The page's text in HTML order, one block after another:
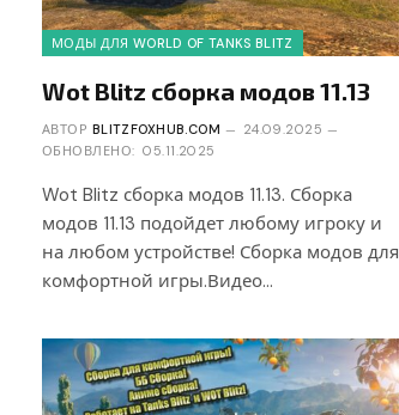
МОДЫ ДЛЯ WORLD OF TANKS BLITZ
Wot Blitz сборка модов 11.13
АВТОР BLITZFOXHUB.COM
24.09.2025
ОБНОВЛЕНО: 05.11.2025
Wot Blitz сборка модов 11.13. Сборка
модов 11.13 подойдет любому игроку и
на любом устройстве! Сборка модов для
комфортной игры.Видео…